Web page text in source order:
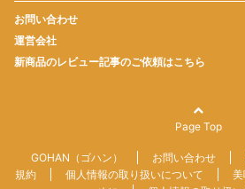
お問い合わせ
運営会社
新商品のレビュー記事のご依頼はこちら
Page Top
GOHAN（ゴハン） お問い合わせ
規約
個人情報の取り扱いについて